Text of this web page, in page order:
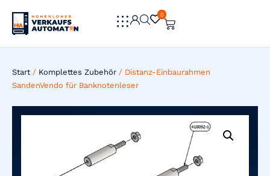
0
0
Start / Komplettes Zubehör / Distanz-Einbaurahmen
SandenVendo für Banknotenleser